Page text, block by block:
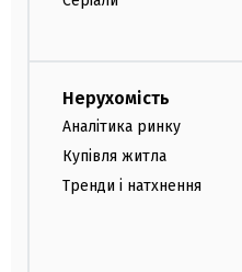
Нерухомість
Аналітика ринку
Купівля житла
Тренди і натхнення